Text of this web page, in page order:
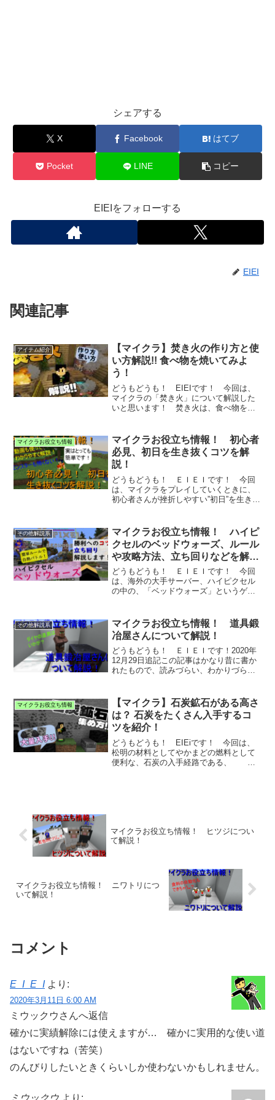
シェアする
X Facebook はてブ
Pocket LINE コピー
EIEIをフォローする
EIEI
関連記事
アイテム紹介
【マイクラ】焚き火の作り方と使
い方解説!! 食べ物を焼いてみよ
う！
どうもどうも！ EIEIです！ 今回は、
マイクラの「焚き火」について解説した
いと思います！ 焚き火は、食べ物を焼
マイクラお役立ち情報
マイクラお役立ち情報！ 初心者
必見、初日を生き抜くコツを解
説！
どうもどうも！ ＥＩＥＩです！ 今回
は、マイクラをプレイしていくときに、
初心者さんが挫折しやすい”初日”を生き抜
その他解説系
マイクラお役立ち情報！ ハイピ
クセルのベッドウォーズ、ルール
や攻略方法、立ち回りなどを解
説！
どうもどうも！ ＥＩＥＩです！ 今回
は、海外の大手サーバー、ハイピクセル
の中の、「ベッドウォーズ」というゲー
その他解説系
マイクラお役立ち情報！ 道具鍛
冶屋さんについて解説！
どうもどうも！ ＥＩＥＩです！2020年
12月29日追記この記事はかなり昔に書か
れたもので、読みづらい、わかりづらい
マイクラお役立ち情報
【マイクラ】石炭鉱石がある高さ
は？ 石炭をたくさん入手するコ
ツを紹介！
どうもどうも！ EIEiです！ 今回は、
松明の材料としてやかまどの燃料として
便利な、石炭の入手経路である、 石
マイクラお役立ち情報！ ヒツジについ
て解説！
マイクラお役立ち情報！ ニワトリにつ
いて解説！
コメント
E_I_E_I より:
2020年3月11日 6:00 AM
ミウックウさんへ返信
確かに実績解除には使えますが… 確かに実用的な使い道
はないですね（苦笑）
のんびりしたいときくらいしか使わないかもしれません。
ミウックウ より: